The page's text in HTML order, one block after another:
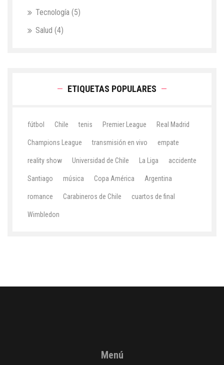
Tecnología (5)
Salud (4)
ETIQUETAS POPULARES
fútbol Chile tenis Premier League Real Madrid
Champions League transmisión en vivo empate
reality show Universidad de Chile La Liga accidente
Santiago música Copa América Argentina
romance Carabineros de Chile cuartos de final
Wimbledon
Menú